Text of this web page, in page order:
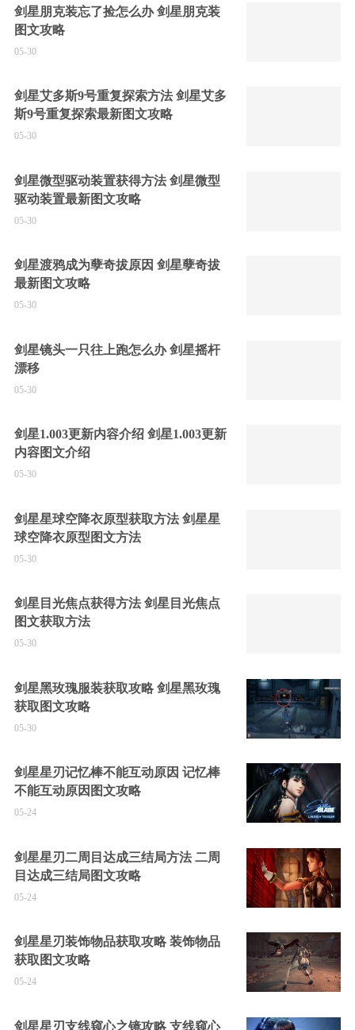
剑星朋克装忘了捡怎么办 剑星朋克装
图文攻略
05-30
剑星艾多斯9号重复探索方法 剑星艾多
斯9号重复探索最新图文攻略
05-30
剑星微型驱动装置获得方法 剑星微型
驱动装置最新图文攻略
05-30
剑星渡鸦成为孽奇拔原因 剑星孽奇拔
最新图文攻略
05-30
剑星镜头一只往上跑怎么办 剑星摇杆
漂移
05-30
剑星1.003更新内容介绍 剑星1.003更新
内容图文介绍
05-30
剑星星球空降衣原型获取方法 剑星星
球空降衣原型图文方法
05-30
剑星目光焦点获得方法 剑星目光焦点
图文获取方法
05-30
剑星黑玫瑰服装获取攻略 剑星黑玫瑰
获取图文攻略
05-30
剑星星刃记忆棒不能互动原因 记忆棒
不能互动原因图文攻略
05-24
剑星星刃二周目达成三结局方法 二周
目达成三结局图文攻略
05-24
剑星星刃装饰物品获取攻略 装饰物品
获取图文攻略
05-24
剑星星刃支线窥心之镜攻略 支线窥心